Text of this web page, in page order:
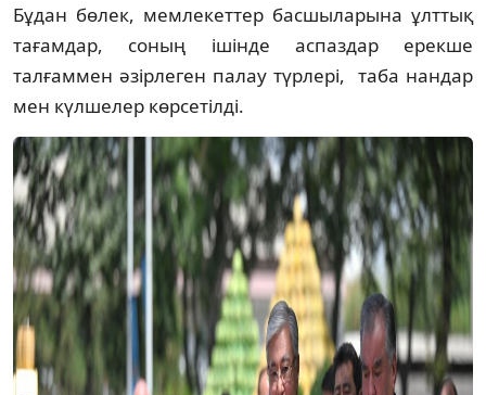
Бұдан бөлек, мемлекеттер басшыларына ұлттық
тағамдар, соның ішінде аспаздар ерекше
талғаммен әзірлеген палау түрлері, таба нандар
мен күлшелер көрсетілді.